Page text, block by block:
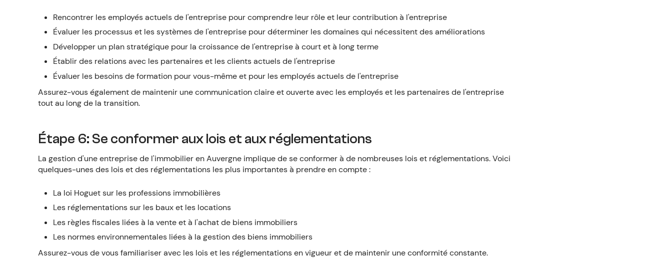
Rencontrer les employés actuels de l'entreprise pour comprendre leur rôle et leur contribution à l'entreprise
Évaluer les processus et les systèmes de l'entreprise pour déterminer les domaines qui nécessitent des améliorations
Développer un plan stratégique pour la croissance de l'entreprise à court et à long terme
Établir des relations avec les partenaires et les clients actuels de l'entreprise
Évaluer les besoins de formation pour vous-même et pour les employés actuels de l'entreprise
Assurez-vous également de maintenir une communication claire et ouverte avec les employés et les partenaires de l'entreprise
tout au long de la transition.
Étape 6: Se conformer aux lois et aux réglementations
La gestion d'une entreprise de l'immobilier en Auvergne implique de se conformer à de nombreuses lois et réglementations. Voici
quelques-unes des lois et des réglementations les plus importantes à prendre en compte :
La loi Hoguet sur les professions immobilières
Les réglementations sur les baux et les locations
Les règles fiscales liées à la vente et à l'achat de biens immobiliers
Les normes environnementales liées à la gestion des biens immobiliers
Assurez-vous de vous familiariser avec les lois et les réglementations en vigueur et de maintenir une conformité constante.